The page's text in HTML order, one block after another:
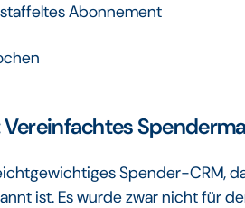
Abonnement
Vereinfachtes
Spender-CRM,
ist. Es wurde zwar nicht für